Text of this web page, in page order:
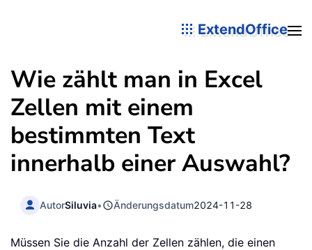
ExtendOffice
Wie zählt man in Excel
Zellen mit einem
bestimmten Text
innerhalb einer Auswahl?
AutorSiluvia• Änderungsdatum2024-11-28
Müssen Sie die Anzahl der Zellen zählen, die einen